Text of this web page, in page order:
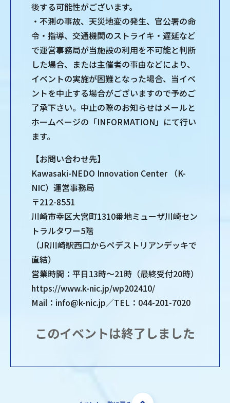
後する可能性がございます。
・不測の事故、天災地変の発生、官公署の命
令・指導、交通機関のストライキ・遅延など
で運営事務局が当施設の利用を不可能と判断
した場合、または主催者の事由などにより、
イベントの実施が困難となった場合、当イベ
ントを中止する場合がございますので予めご
了承下さい。中止の際のお知らせはメールと
ホームページの「INFORMATION」にて行い
ます。
【お問い合わせ先】
Kawasaki-NEDO Innovation Center （K-
NIC）運営事務局
〒212-8551
川崎市幸区大宮町1310番地ミューザ川崎セン
トラルタワー5階
（JR川崎駅西口からペデストリアンデッキで
直結）
営業時間：平日13時～21時（最終受付20時）
https://www.k-nic.jp/wp202410/
Mail：info@k-nic.jp／TEL：044-201-7020
このイベントは終了しました